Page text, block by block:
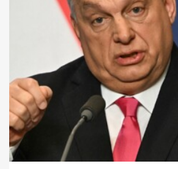
Magyar Péter
költött hirdetésre
Facebookon